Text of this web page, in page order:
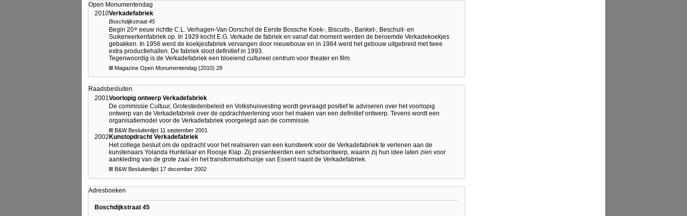
Open Monumentendag
2010Verkadefabriek
Boschdijkstraat 45
Begin 20e eeuw richtte C.L. Verhagen-Van Oorschot de Eerste Bossche Koek-, Biscuits-, Banket-, Beschuit- en
Suikerwerkenfabriek op. In 1929 kocht E.G. Verkade de fabriek en vanaf dat moment werden de beroemde Verkadekoekjes
gebakken. In 1956 werd de koekjesfabriek vervangen door nieuwbouw en in 1984 werd het gebouw uitgebreid met twee
extra productiehallen. De fabriek sloot definitief in 1993.
Tegenwoordig is de Verkadefabriek een bloeiend cultureel centrum voor theater en film.
Magazine Open Monumentendag (2010) 28
Raadsbesluiten
2001Voorlopig ontwerp Verkadefabriek
De commissie Cultuur, Grotestedenbeleid en Volkshuisvesting wordt gevraagd positief te adviseren over het voorlopig
ontwerp van de Verkadefabriek over de opdrachtverlening voor het maken van een definitief ontwerp. Tevens wordt een
organisatiemodel voor de Verkadefabriek voorgelegd aan de commissie.
B&W Besluitenlijst 11 september 2001
2002 Kunstopdracht Verkadefabriek
Het college besluit om de opdracht voor het realiseren van een kunstwerk voor de Verkadefabriek te verlenen aan de
kunstenaars Yolanda Huntelaar en Roosje Klap. Zij presenteerden een schetsontwerp, waarin zij hun idee laten zien voor
aankleding van de grote zaal én het transformatorhuisje van Essent naast de Verkadefabriek.
B&W Besluitenlijst 17 december 2002
Adresboeken
Boschdijkstraat 45